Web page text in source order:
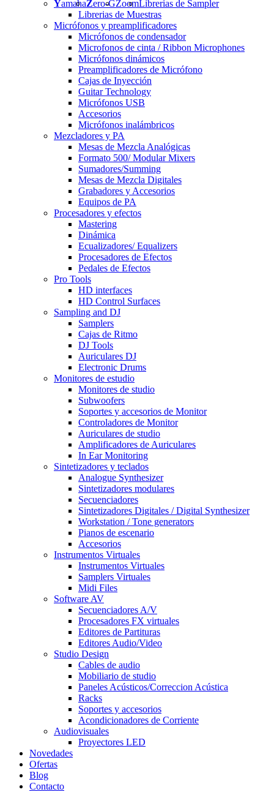
YamahaZero-GZoomLibrerias de Sampler
Librerias de Muestras
Micrófonos y preamplificadores
Micrófonos de condensador
Microfonos de cinta / Ribbon Microphones
Micrófonos dinámicos
Preamplificadores de Micrófono
Cajas de Inyección
Guitar Technology
Micrófonos USB
Accesorios
Micrófonos inalámbricos
Mezcladores y PA
Mesas de Mezcla Analógicas
Formato 500/ Modular Mixers
Sumadores/Summing
Mesas de Mezcla Digitales
Grabadores y Accesorios
Equipos de PA
Procesadores y efectos
Mastering
Dinámica
Ecualizadores/ Equalizers
Procesadores de Efectos
Pedales de Efectos
Pro Tools
HD interfaces
HD Control Surfaces
Sampling and DJ
Samplers
Cajas de Ritmo
DJ Tools
Auriculares DJ
Electronic Drums
Monitores de estudio
Monitores de studio
Subwoofers
Soportes y accesorios de Monitor
Controladores de Monitor
Auriculares de studio
Amplificadores de Auriculares
In Ear Monitoring
Sintetizadores y teclados
Analogue Synthesizer
Sintetizadores modulares
Secuenciadores
Sintetizadores Digitales / Digital Synthesizer
Workstation / Tone generators
Pianos de escenario
Accesorios
Instrumentos Virtuales
Instrumentos Virtuales
Samplers Virtuales
Midi Files
Software AV
Secuenciadores A/V
Procesadores FX virtuales
Editores de Partituras
Editores Audio/Video
Studio Design
Cables de audio
Mobiliario de studio
Paneles Acústicos/Correccion Acústica
Racks
Soportes y accesorios
Acondicionadores de Corriente
Audiovisuales
Proyectores LED
Novedades
Ofertas
Blog
Contacto